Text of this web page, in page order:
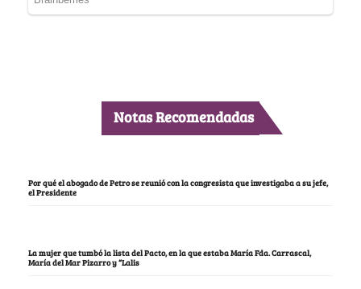
Notas Recomendadas
Por qué el abogado de Petro se reunió con la congresista que investigaba a su jefe,
el Presidente
La mujer que tumbó la lista del Pacto, en la que estaba María Fda. Carrascal,
María del Mar Pizarro y “Lalis